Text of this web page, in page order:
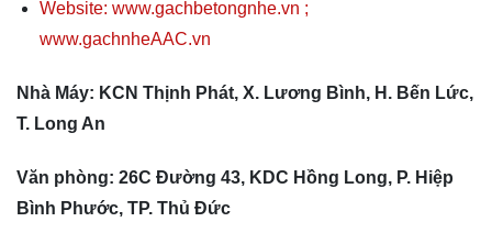
Website: www.gachbetongnhe.vn ;
www.gachnheAAC.vn
Nhà Máy: KCN Thịnh Phát, X. Lương Bình, H. Bến Lức,
T. Long An
Văn phòng: 26C Đường 43, KDC Hồng Long, P. Hiệp
Bình Phước, TP. Thủ Đức